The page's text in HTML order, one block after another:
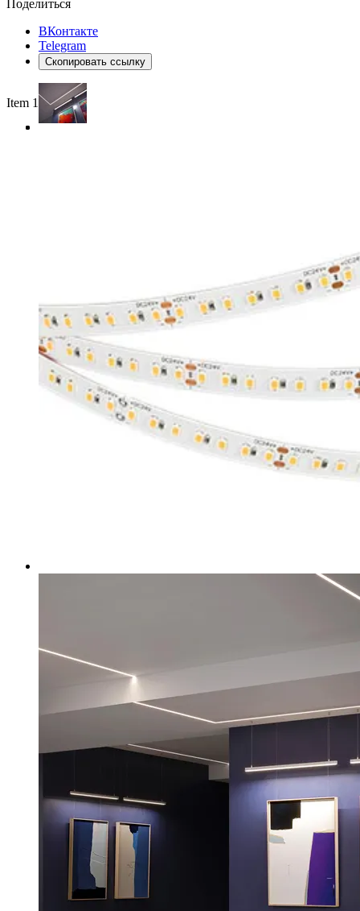
Поделиться
ВКонтакте
Telegram
Скопировать ссылку
Item 1 of 3